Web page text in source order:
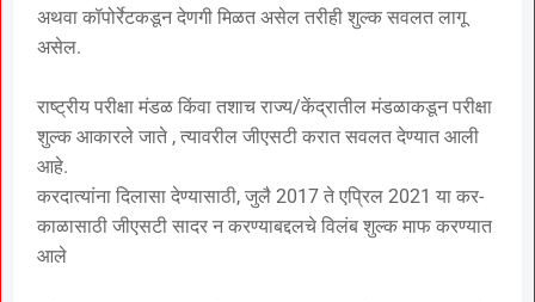
अथवा कॉपोर्रेटकडून देणगी मिळत असेल तरीही शुल्क सवलत लागू
असेल.
राष्ट्रीय परीक्षा मंडळ किंवा तशाच राज्य/केंद्रातील मंडळाकडून परीक्षा
शुल्क आकारले जाते , त्यावरील जीएसटी करात सवलत देण्यात आली
आहे.
करदात्यांना दिलासा देण्यासाठी, जुलै 2017 ते एप्रिल 2021 या कर-
काळासाठी जीएसटी सादर न करण्याबद्दलचे विलंब शुल्क माफ करण्यात
आले